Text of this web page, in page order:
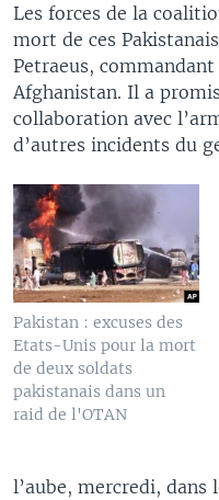
Les forces de la
mort de ces
Petraeus, commandant
Afghanistan. Il a
collaboration avec
d’autres incidents du
Pakistan : excuses des
Etats-Unis pour la mort
de deux soldats
pakistanais dans un
raid de l'OTAN
l’aube, mercredi, dans